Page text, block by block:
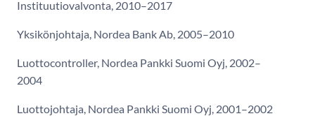
Instituutiovalvonta, 2010–2017
Yksikönjohtaja, Nordea Bank Ab, 2005–2010
Luottocontroller, Nordea Pankki Suomi Oyj, 2002–
2004
Luottojohtaja, Nordea Pankki Suomi Oyj, 2001–2002